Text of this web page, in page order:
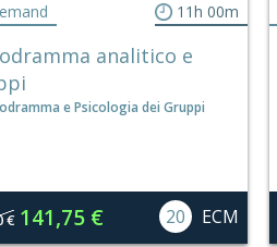
11h 00m
analitico e
e Psicologia dei Gruppi
€ 141,75 € 20 ECM